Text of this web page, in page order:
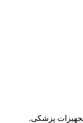
پزشکی.